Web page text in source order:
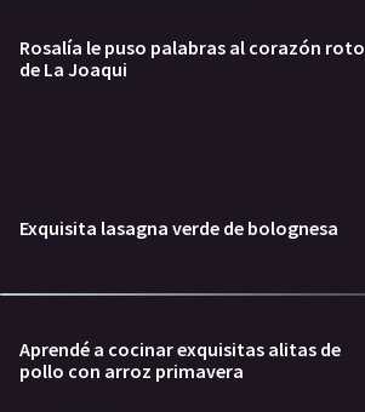
Rosalía le puso palabras al corazón roto
de La Joaqui
Exquisita lasagna verde de bolognesa
Aprendé a cocinar exquisitas alitas de
pollo con arroz primavera